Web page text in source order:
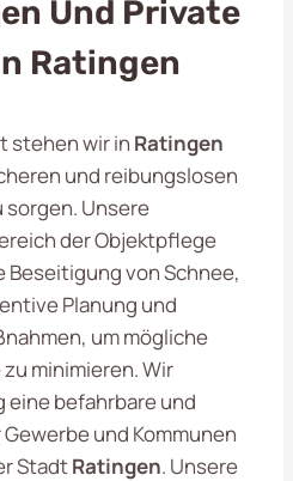
Und Private
Ratingen
stehen wir in Ratingen
und reibungslosen
Unsere
der Objektpflege
Beseitigung von Schnee,
Planung und
um mögliche
minimieren. Wir
befahrbare und
und Kommunen
StadtRatingen. Unsere